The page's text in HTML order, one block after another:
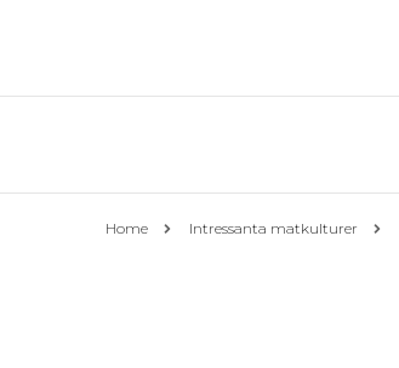
Home Intressanta matkulturer